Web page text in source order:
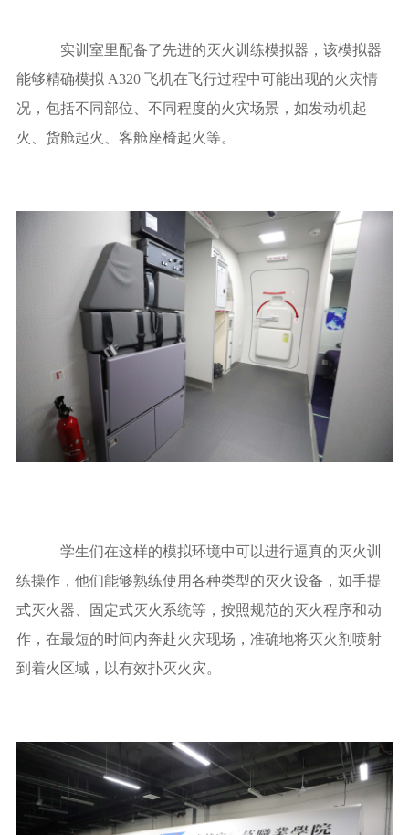
实训室里配备了先进的灭火训练模拟器，该模拟器
能够精确模拟 A320 飞机在飞行过程中可能出现的火灾情
况，包括不同部位、不同程度的火灾场景，如发动机起
火、货舱起火、客舱座椅起火等。
学生们在这样的模拟环境中可以进行逼真的灭火训
练操作，他们能够熟练使用各种类型的灭火设备，如手提
式灭火器、固定式灭火系统等，按照规范的灭火程序和动
作，在最短的时间内奔赴火灾现场，准确地将灭火剂喷射
到着火区域，以有效扑灭火灾。